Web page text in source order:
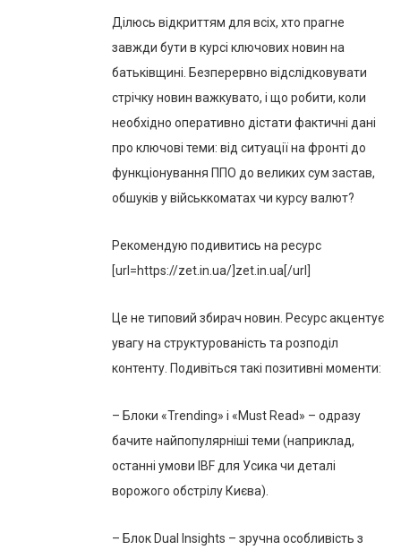
Ділюсь відкриттям для всіх, хто прагне
завжди бути в курсі ключових новин на
батьківщині. Безперервно відслідковувати
стрічку новин важкувато, і що робити, коли
необхідно оперативно дістати фактичні дані
про ключові теми: від ситуації на фронті до
функціонування ППО до великих сум застав,
обшуків у військкоматах чи курсу валют?
Рекомендую подивитись на ресурс
[url=https://zet.in.ua/]zet.in.ua[/url]
Це не типовий збирач новин. Ресурс акцентує
увагу на структурованість та розподіл
контенту. Подивіться такі позитивні моменти:
– Блоки «Trending» і «Must Read» – одразу
бачите найпопулярніші теми (наприклад,
останні умови IBF для Усика чи деталі
ворожого обстрілу Києва).
– Блок Dual Insights – зручна особливість з